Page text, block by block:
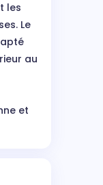
les
Le
au
et